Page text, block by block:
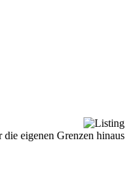
eigenen Grenzen hinaus